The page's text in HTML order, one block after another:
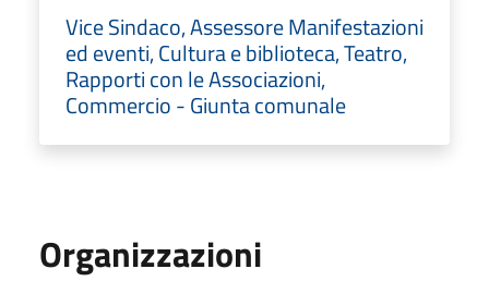
Vice Sindaco, Assessore Manifestazioni
ed eventi, Cultura e biblioteca, Teatro,
Rapporti con le Associazioni,
Commercio - Giunta comunale
Organizzazioni